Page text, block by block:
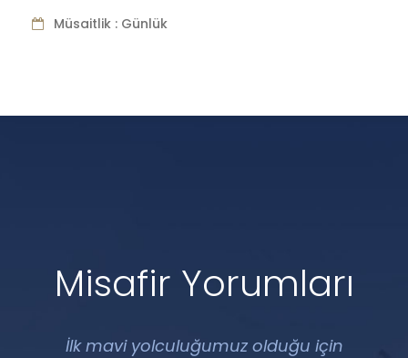
Müsaitlik : Haftalık
Misafir Yorumları
İlk mavi yolculuğumuz olduğu için